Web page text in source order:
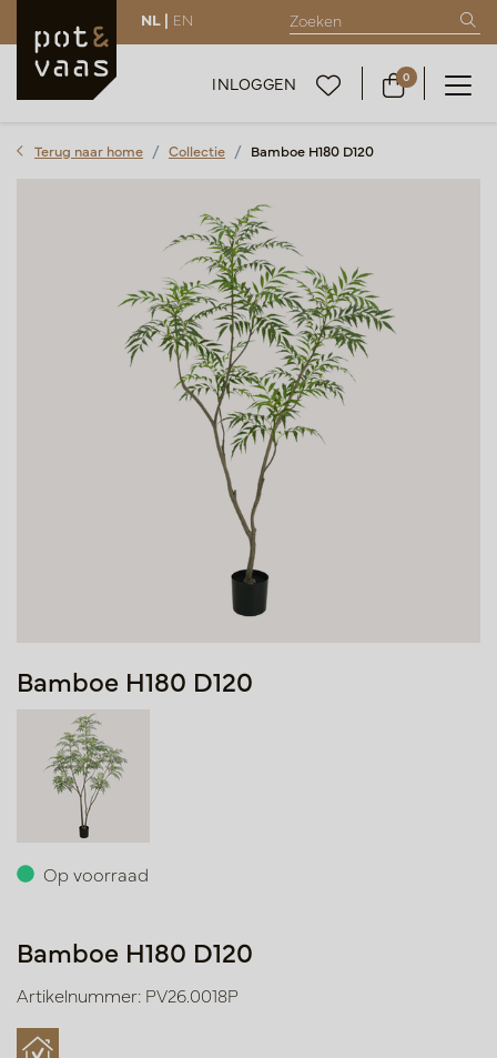
NL | EN
INLOGGEN 0
Terug naar home Collectie Bamboe H180 D120
Bamboe H180 D120
Op voorraad
Bamboe H180 D120
Artikelnummer: PV26.0018P